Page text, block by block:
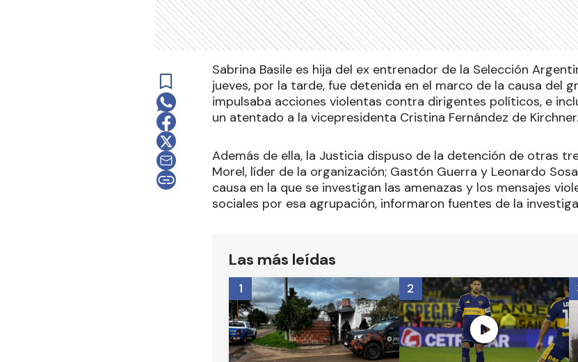
Sabrina Basile es hija del ex entrenador de la Selección
jueves, por la tarde, fue detenida en el marco de la causa del
impulsaba acciones violentas contra dirigentes políticos, e
un atentado a la vicepresidenta Cristina Fernández de Kirchner.
Además de ella, la Justicia dispuso de la detención de otras
Morel, líder de la organización; Gastón Guerra y Leonardo
causa en la que se investigan las amenazas y los mensajes
sociales por esa agrupación, informaron fuentes de la
Las más leídas
1 2